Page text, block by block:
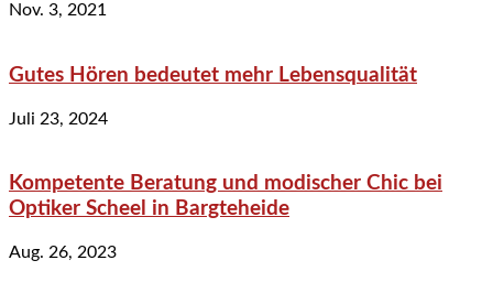
Nov. 3, 2021
Gutes Hören bedeutet mehr Lebensqualität
Juli 23, 2024
Kompetente Beratung und modischer Chic bei
Optiker Scheel in Bargteheide
Aug. 26, 2023